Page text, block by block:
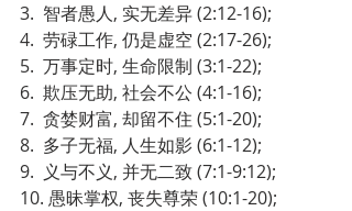
3.  智者愚人, 实无差异 (2:12-16);
4.  劳碌工作, 仍是虚空 (2:17-26);
5.  万事定时, 生命限制 (3:1-22);
6.  欺压无助, 社会不公 (4:1-16);
7.  贪婪财富, 却留不住 (5:1-20);
8.  多子无福, 人生如影 (6:1-12);
9.  义与不义, 并无二致 (7:1-9:12);
10. 愚昧掌权, 丧失尊荣 (10:1-20);